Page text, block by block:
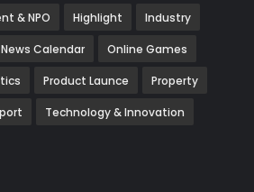
& NPO Highlight Industry
News Calendar Online Games
Product Launce Property
Technology & Innovation